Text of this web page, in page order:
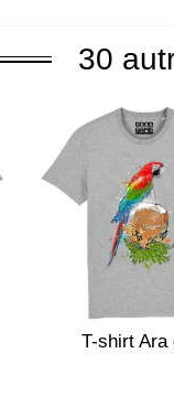
30
T-shirt Ara